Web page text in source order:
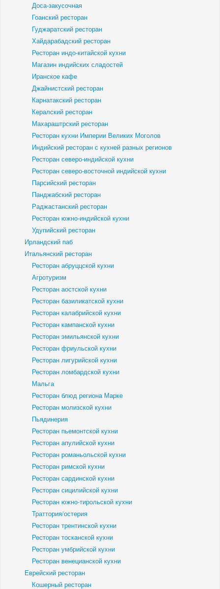
Доса-закусочная
Гоанский ресторан
Гуджаратский ресторан
Хайдарабадский ресторан
Ресторан индо-китайской кухни
Магазин индийских сладостей
Иранское кафе
Джайнистский ресторан
Карнатакский ресторан
Кералский ресторан
Махараштрский ресторан
Ресторан кухни Империи Великих Моголов
Индийский ресторан с кухней разных регионов
Ресторан северо-индийской кухни
Ресторан северо-восточной индийской кухни
Парсийский ресторан
Панджабский ресторан
Раджастанский ресторан
Ресторан южно-индийской кухни
Удупийский ресторан
Ирландский паб
Итальянский ресторан
Ресторан абруццской кухни
Агротуризм
Ресторан аостской кухни
Ресторан базиликатской кухни
Ресторан калабрийской кухни
Ресторан кампанской кухни
Ресторан эмильянской кухни
Ресторан фриульской кухни
Ресторан лигурийской кухни
Ресторан ломбардской кухни
Мальга
Ресторан блюд региона Марке
Ресторан молизской кухни
Пьядинерия
Ресторан пьемонтской кухни
Ресторан апулийской кухни
Ресторан романьольской кухни
Ресторан римской кухни
Ресторан сардинской кухни
Ресторан сицилийской кухни
Ресторан южно-тирольской кухни
Траттория/остерия
Ресторан трентинской кухни
Ресторан тосканской кухни
Ресторан умбрийской кухни
Ресторан венецианской кухни
Еврейский ресторан
Кошерный ресторан